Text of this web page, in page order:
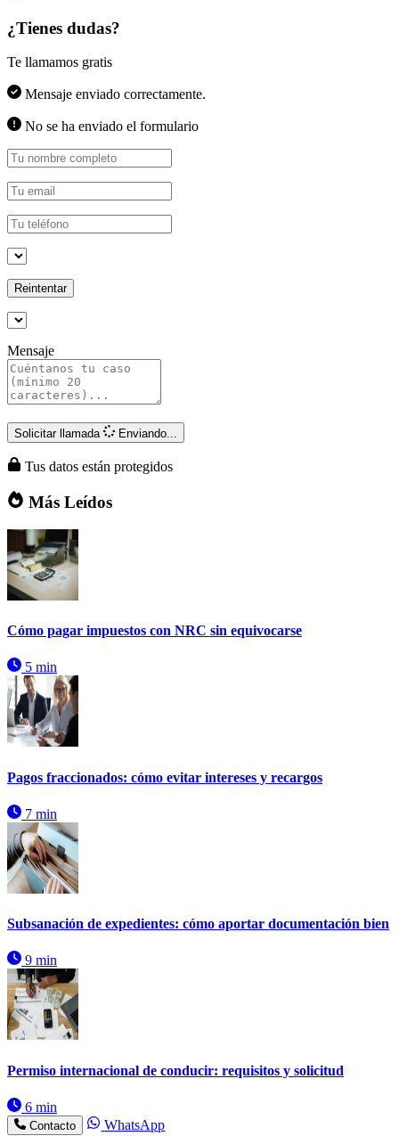
¿Tienes dudas?
Te llamamos gratis
Mensaje enviado correctamente.
No se ha enviado el formulario
Reintentar
Mensaje
Solicitar llamada Enviando...
Tus datos están protegidos
Más Leídos
Cómo pagar impuestos con NRC sin equivocarse
5 min
Pagos fraccionados: cómo evitar intereses y recargos
7 min
Subsanación de expedientes: cómo aportar documentación bien
9 min
Permiso internacional de conducir: requisitos y solicitud
6 min
Contacto WhatsApp